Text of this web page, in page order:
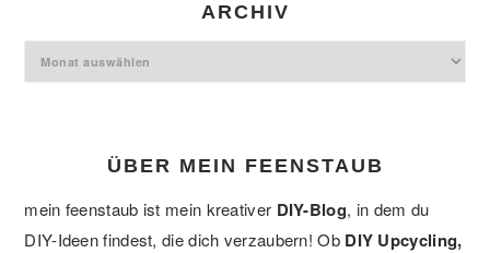
ARCHIV
Archiv
ÜBER MEIN FEENSTAUB
mein feenstaub ist mein kreativer DIY-Blog, in dem du
DIY-Ideen findest, die dich verzaubern! Ob DIY Upcycling,